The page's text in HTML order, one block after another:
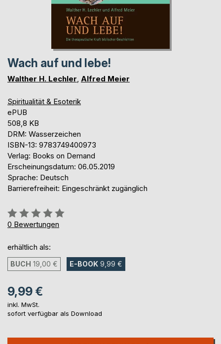
Wach auf und lebe!
Walther H. Lechler Alfred Meier
Spiritualität & Esoterik
ePUB
508,8 KB
DRM: Wasserzeichen
ISBN-13: 9783749400973
Verlag: Books on Demand
Erscheinungsdatum: 06.05.2019
Sprache: Deutsch
Barrierefreiheit: Eingeschränkt zugänglich
Bewertung::
0%
0 Bewertungen
erhältlich als:
BUCH 19,00 € E-BOOK 9,99 €
9,99 €
inkl. MwSt.
sofort verfügbar als Download